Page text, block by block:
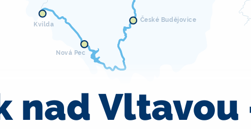
Kvilda
Nová Pec
České Budějovice
nad Vltavou